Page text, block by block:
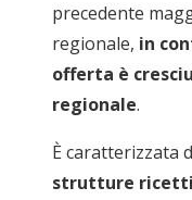
precedente
regionale, in
offerta è
regionale.
È caratterizzata
strutture